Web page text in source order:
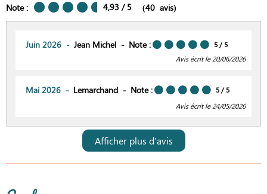
Note : 4,93 / 5 (40 avis)
Juin 2026 Jean Michel Note : 5 / 5
Avis écrit le 20/06/2026
Mai 2026 Lemarchand Note : 5 / 5
Avis écrit le 24/05/2026
Afficher plus d'avis